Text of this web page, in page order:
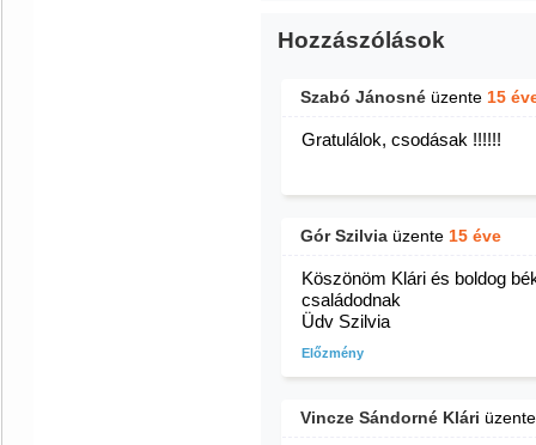
Hozzászólások
Szabó Jánosné üzente 15
Gratulálok, csodásak !!!!!!
Gór Szilvia üzente 15 éve
Köszönöm Klári és boldog
családodnak
Üdv Szilvia
Előzmény
Vincze Sándorné Klári